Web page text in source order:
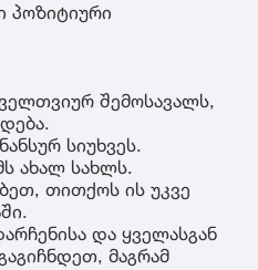
პოზიტიური
შემოსავალს,
სიუხვეს.
ახალ სახლს.
თითქოს ის უკვე
და ყველასგან
მაგრამ